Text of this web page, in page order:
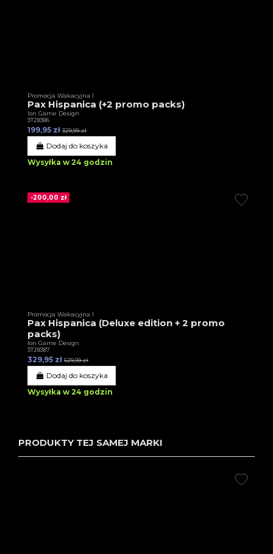
Promocja Wakacyjna I
Pax Hispanica (+2 promo packs)
Ion Game Design
3T28386
199,95 zł 329,99 zł
Dodaj do koszyka
Wysyłka w 24 godzin
-200,00 zł
Promocja Wakacyjna I
Pax Hispanica (Deluxe edition + 2 promo
packs)
Ion Game Design
3T28387
329,95 zł 529,99 zł
Dodaj do koszyka
Wysyłka w 24 godzin
PRODUKTY TEJ SAMEJ MARKI